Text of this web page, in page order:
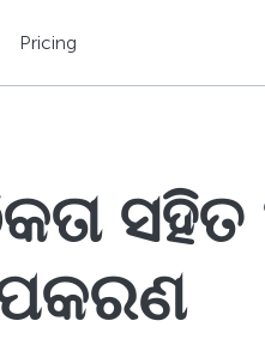
Pricing
ସହିତ